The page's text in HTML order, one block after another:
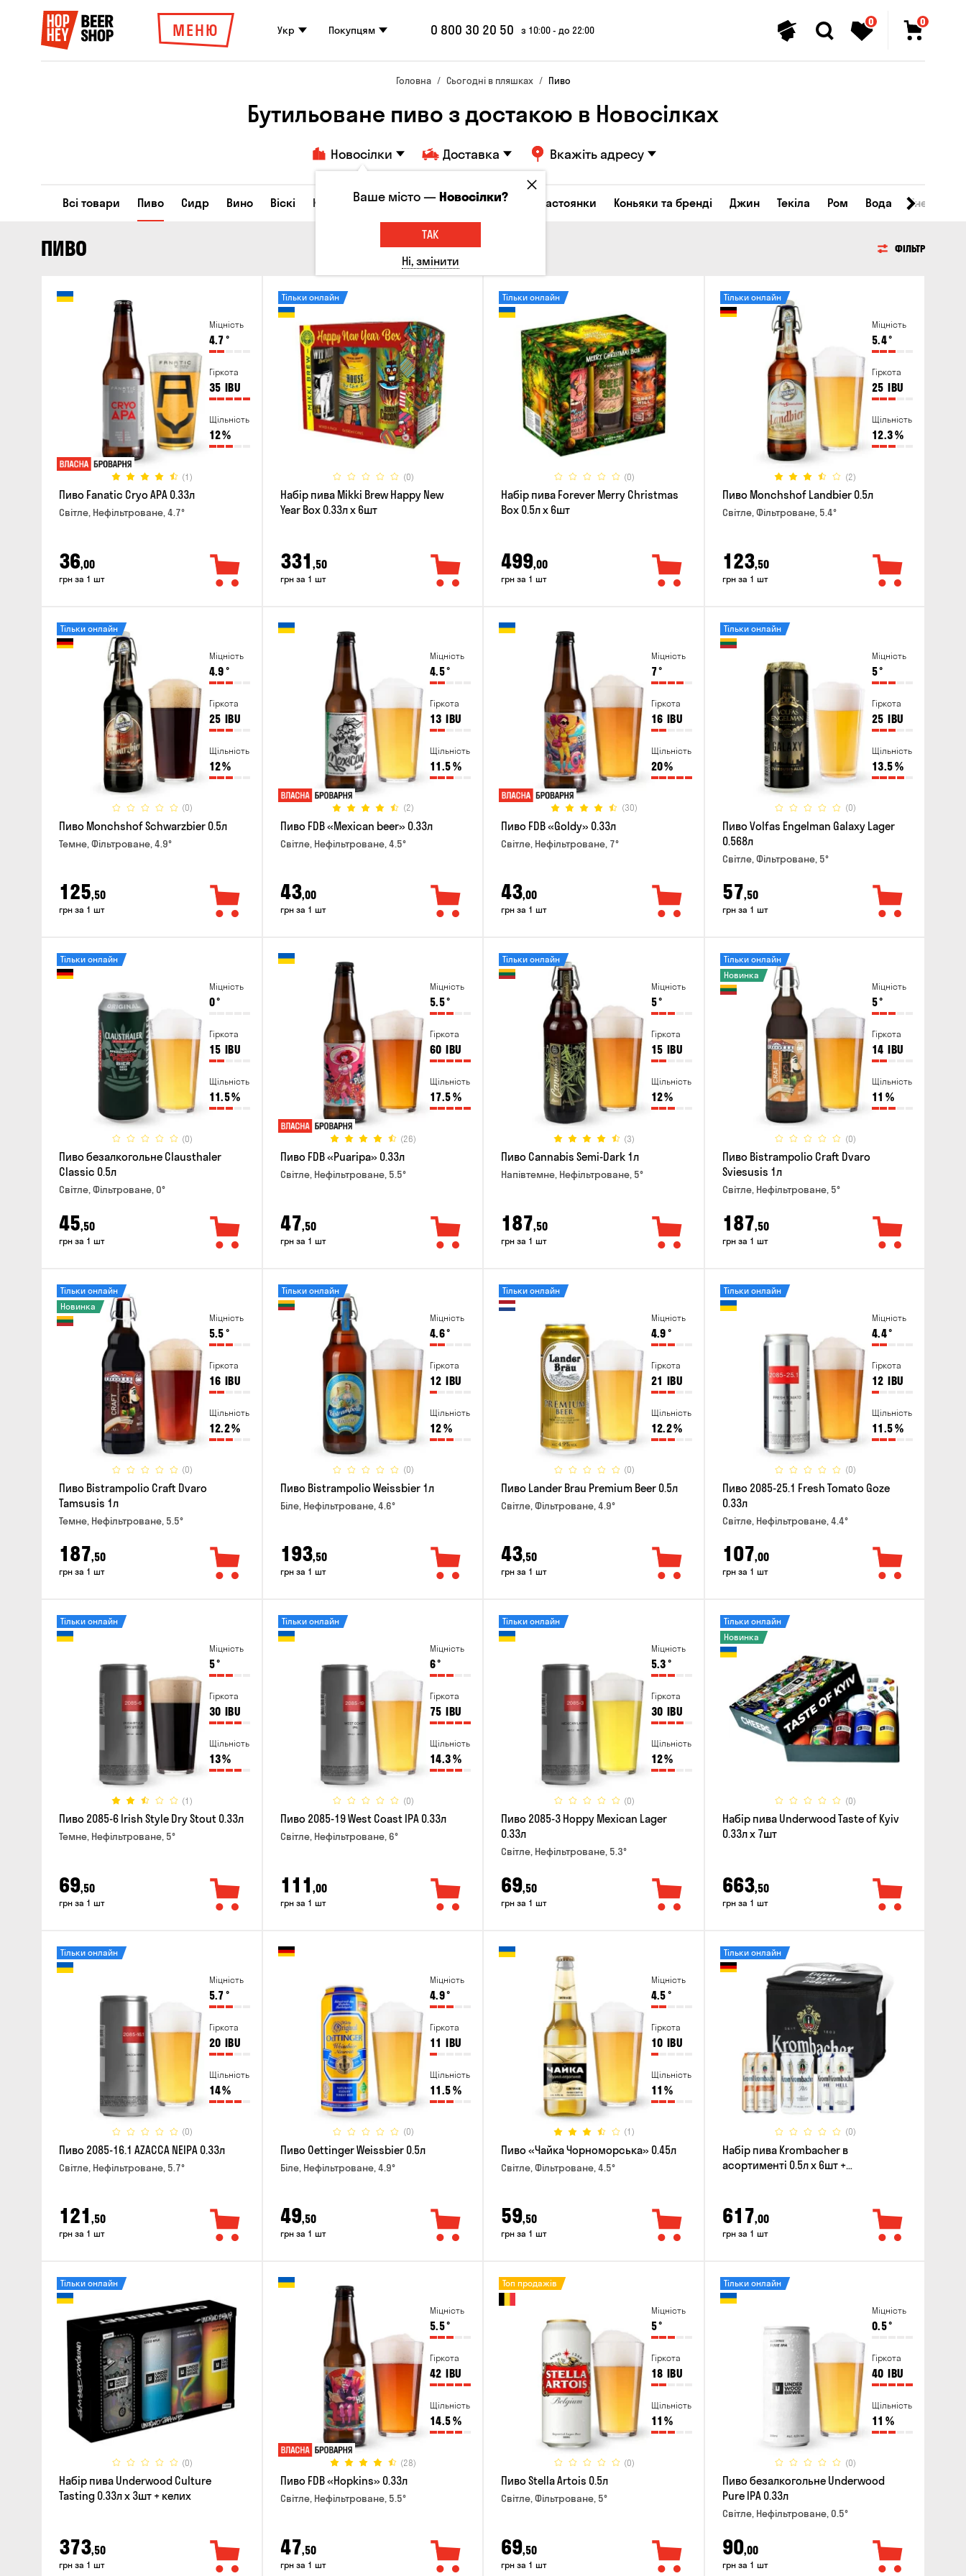
МЕНЮ Укр Покупцям 0 800 30 20 50 з 10:00 - до 22:00
0 0
Головна Сьогодні в пляшках Пиво
Бутильоване пиво з достакою в Новосілках
Новосілки Доставка Вкажіть адресу
Всі товари Пиво Сидр Вино Віскі Коктейлі Горілка Соджу Лікери та настоянки Коньяки та бренді Джин Текіла Ром Вода
ПИВО ФІЛЬТР
Міцність
4.7°
Гіркота
35 IBU
Щільність
12%
(1)
Пиво Fanatic Cryo APA 0.33л
Світле, Нефільтроване, 4.7°
36,00
грн за 1 шт
(0)
Тільки онлайн
Набір пива Mikki Brew Happy New
Year Box 0.33л x 6шт
331 ,50
грн за 1 шт
(0)
Тільки онлайн
Набір пива Forever Merry Christmas
Box 0.5л x 6шт
499,00
грн за 1 шт
Міцність
5.4°
Гіркота
25 IBU
Щільність
12.3%
(2)
Тільки онлайн
Пиво Monchshof Landbier 0.5л
Світле, Фільтроване, 5.4°
123,50
грн за 1 шт
Міцність
4.9°
Гіркота
25 IBU
Щільність
12%
(0)
Тільки онлайн
Пиво Monchshof Schwarzbier 0.5л
Темне, Фільтроване, 4.9°
125,50
грн за 1 шт
Міцність
4.5°
Гіркота
13 IBU
Щільність
11.5%
(2)
Пиво FDB «Mexican beer» 0.33л
Світле, Нефільтроване, 4.5°
43,00
грн за 1 шт
Міцність
7°
Гіркота
16 IBU
Щільність
20%
(30)
Пиво FDB «Goldy» 0.33л
Світле, Нефільтроване, 7°
43,00
грн за 1 шт
Міцність
5°
Гіркота
25 IBU
Щільність
13.5%
(0)
Тільки онлайн
Пиво Volfas Engelman Galaxy Lager
0.568л
Світле, Фільтроване, 5°
57,50
грн за 1 шт
Міцність
0°
Гіркота
15 IBU
Щільність
11.5%
(0)
Тільки онлайн
Пиво безалкогольне Clausthaler
Classic 0.5л
Світле, Фільтроване, 0°
45,50
грн за 1 шт
Міцність
5.5°
Гіркота
60 IBU
Щільність
17.5%
(26)
Пиво FDB «Puaripa» 0.33л
Світле, Нефільтроване, 5.5°
47,50
грн за 1 шт
Міцність
5°
Гіркота
15 IBU
Щільність
12%
(3)
Тільки онлайн
Пиво Cannabis Semi-Dark 1л
Напівтемне, Нефільтроване, 5°
187,50
грн за 1 шт
Міцність
5°
Гіркота
14 IBU
Щільність
11 %
(0)
Тільки онлайн
Новинка
Пиво Bistrampolio Craft Dvaro
Sviesusis 1л
Світле, Нефільтроване, 5°
187,50
грн за 1 шт
Міцність
5.5°
Гіркота
16 IBU
Щільність
12.2%
(0)
Тільки онлайн
Новинка
Пиво Bistrampolio Craft Dvaro
Tamsusis 1л
Темне, Нефільтроване, 5.5°
187,50
грн за 1 шт
Міцність
4.6°
Гіркота
12 IBU
Щільність
12%
(0)
Тільки онлайн
Пиво Bistrampolio Weissbier 1л
Біле, Нефільтроване, 4.6°
193,50
грн за 1 шт
Міцність
4.9°
Гіркота
21 IBU
Щільність
12.2%
(0)
Тільки онлайн
Пиво Lander Brau Premium Beer 0.5л
Світле, Фільтроване, 4.9°
43,50
грн за 1 шт
Міцність
4.4°
Гіркота
12 IBU
Щільність
11.5%
(0)
Тільки онлайн
Пиво 2085-25.1 Fresh Tomato Goze
0.33л
Світле, Нефільтроване, 4.4°
107,00
грн за 1 шт
Міцність
5°
Гіркота
30 IBU
Щільність
13%
(1)
Тільки онлайн
Пиво 2085-6 Irish Style Dry Stout 0.33л
Темне, Нефільтроване, 5°
69,50
грн за 1 шт
Міцність
6°
Гіркота
75 IBU
Щільність
14.3%
(0)
Тільки онлайн
Пиво 2085-19 West Coast IPA 0.33л
Світле, Нефільтроване, 6°
111 ,00
грн за 1 шт
Міцність
5.3°
Гіркота
30 IBU
Щільність
12%
(0)
Тільки онлайн
Пиво 2085-3 Hoppy Mexican Lager
0.33л
Світле, Нефільтроване, 5.3°
69,50
грн за 1 шт
(0)
Тільки онлайн
Новинка
Набір пива Underwood Taste of Kyiv
0.33л x 7шт
663,50
грн за 1 шт
Міцність
5.7°
Гіркота
20 IBU
Щільність
14%
(0)
Тільки онлайн
Пиво 2085-16.1 AZACCA NEIPA 0.33л
Світле, Нефільтроване, 5.7°
121 ,50
грн за 1 шт
Міцність
4.9°
Гіркота
11 IBU
Щільність
11.5%
(0)
Пиво Oettinger Weissbier 0.5л
Біле, Нефільтроване, 4.9°
49,50
грн за 1 шт
Міцність
4.5°
Гіркота
10 IBU
Щільність
11 %
(1)
Пиво «Чайка Чорноморська» 0.45л
Світле, Фільтроване, 4.5°
59,50
грн за 1 шт
(0)
Тільки онлайн
Набір пива Krombacher в
асортименті 0.5л х 6шт +
617,00
грн за 1 шт
(0)
Тільки онлайн
Набір пива Underwood Culture
Tasting 0.33л x 3шт + келих
373,50
грн за 1 шт
Міцність
5.5°
Гіркота
42 IBU
Щільність
14.5%
(28)
Пиво FDB «Hopkins» 0.33л
Світле, Нефільтроване, 5.5°
47,50
грн за 1 шт
Міцність
5°
Гіркота
18 IBU
Щільність
11 %
(0)
Топ продажів
Пиво Stella Artois 0.5л
Світле, Фільтроване, 5°
69,50
грн за 1 шт
Міцність
0.5°
Гіркота
40 IBU
Щільність
11 %
(0)
Тільки онлайн
Пиво безалкогольне Underwood
Pure IPA 0.33л
Світле, Нефільтроване, 0.5°
90,00
грн за 1 шт
Ваше місто —Новосілки?
ТАК
Ні, змінити